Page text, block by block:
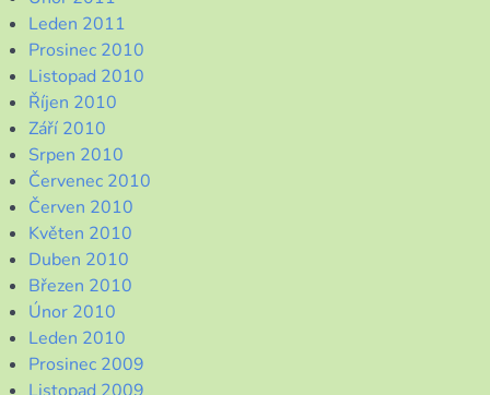
Leden 2011
Prosinec 2010
Listopad 2010
Říjen 2010
Září 2010
Srpen 2010
Červenec 2010
Červen 2010
Květen 2010
Duben 2010
Březen 2010
Únor 2010
Leden 2010
Prosinec 2009